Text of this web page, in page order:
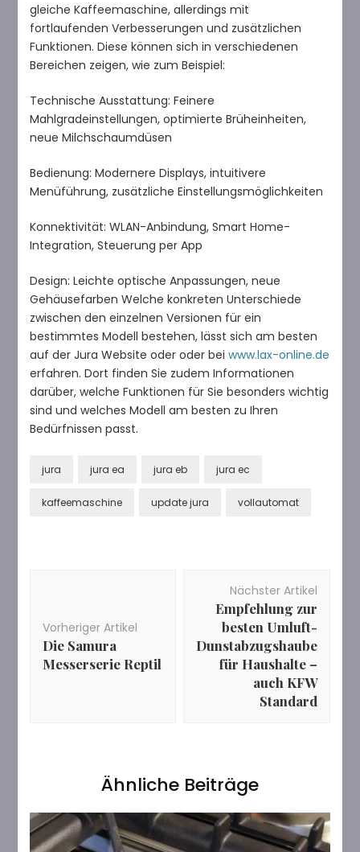
gleiche Kaffeemaschine, allerdings mit
fortlaufenden Verbesserungen und zusätzlichen
Funktionen. Diese können sich in verschiedenen
Bereichen zeigen, wie zum Beispiel:
Technische Ausstattung: Feinere
Mahlgradeinstellungen, optimierte Brüheinheiten,
neue Milchschaumdüsen
Bedienung: Modernere Displays, intuitivere
Menüführung, zusätzliche Einstellungsmöglichkeiten
Konnektivität: WLAN-Anbindung, Smart Home-
Integration, Steuerung per App
Design: Leichte optische Anpassungen, neue
Gehäusefarben Welche konkreten Unterschiede
zwischen den einzelnen Versionen für ein
bestimmtes Modell bestehen, lässt sich am besten
auf der Jura Website oder oder beiwww.lax-online.de
erfahren. Dort finden Sie zudem Informationen
darüber, welche Funktionen für Sie besonders wichtig
sind und welches Modell am besten zu Ihren
Bedürfnissen passt.
jura jura ea jura eb jura ec
kaffeemaschine update jura vollautomat
Vorheriger Artikel
Die Samura
Messerserie Reptil
Nächster Artikel
Empfehlung zur
besten Umluft-
Dunstabzugshaube
für Haushalte –
auch KFW
Standard
Ähnliche Beiträge